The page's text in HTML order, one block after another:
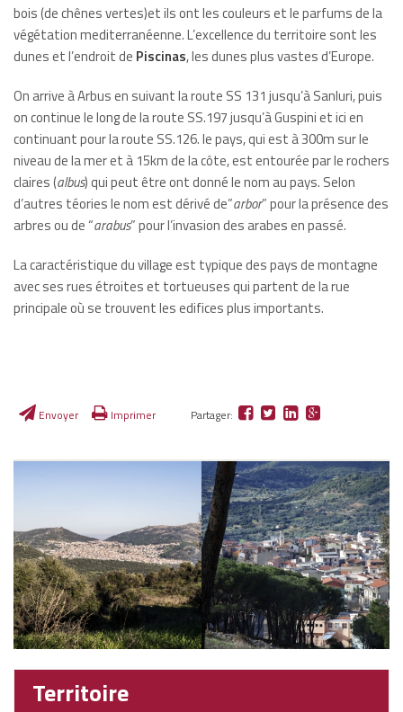
bois (de chênes vertes)et ils ont les couleurs et le parfums de la
végétation mediterranéenne. L’excellence du territoire sont les
dunes et l’endroit de Piscinas, les dunes plus vastes d’Europe.
On arrive à Arbus en suivant la route SS 131 jusqu’à Sanluri, puis
on continue le long de la route SS.197 jusqu’à Guspini et ici en
continuant pour la route SS.126. le pays, qui est à 300m sur le
niveau de la mer et à 15km de la côte, est entourée par le rochers
claires (albus) qui peut être ont donné le nom au pays. Selon
d’autres téories le nom est dérivé de”arbor” pour la présence des
arbres ou de “arabus” pour l’invasion des arabes en passé.
La caractéristique du village est typique des pays de montagne
avec ses rues étroites et tortueuses qui partent de la rue
principale où se trouvent les edifices plus importants.
Envoyer Imprimer Partager:
Territoire